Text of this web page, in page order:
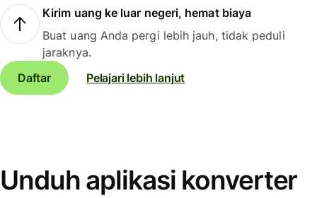
Kirim uang ke luar negeri, hemat biaya
Buat uang Anda pergi lebih jauh, tidak peduli
jaraknya.
Daftar
Pelajari lebih lanjut
Unduh aplikasi konverter